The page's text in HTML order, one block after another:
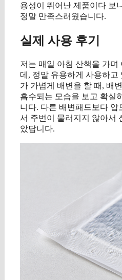
용성이 뛰어난 제품이다 보
정말 만족스러웠습니다.
실제 사용 후기
저는 매일 아침 산책을 가며
데, 정말 유용하게 사용하고
가 가볍게 배변을 할 때, 배
흡수되는 모습을 보고 확실
니다. 다른 배변패드보다 압
서 주변이 물러지지 않아서
았답니다.